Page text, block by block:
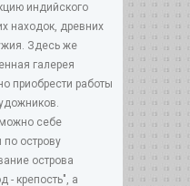
индийского
находок, древних
Здесь же
галерея
приобрести работы
себе
по острову
острова
- крепость", а